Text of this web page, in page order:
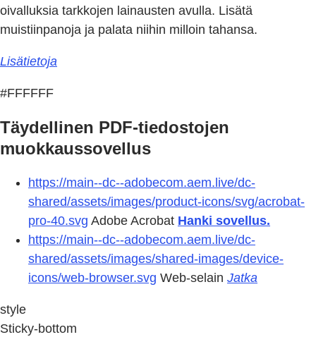
oivalluksia tarkkojen lainausten avulla. Lisätä
muistiinpanoja ja palata niihin milloin tahansa.
Lisätietoja
#FFFFFF
Täydellinen PDF-tiedostojen
muokkaussovellus
https://main--dc--adobecom.aem.live/dc-
shared/assets/images/product-icons/svg/acrobat-
pro-40.svg Adobe Acrobat Hanki sovellus.
https://main--dc--adobecom.aem.live/dc-
shared/assets/images/shared-images/device-
icons/web-browser.svg Web-selain Jatka
style
Sticky-bottom